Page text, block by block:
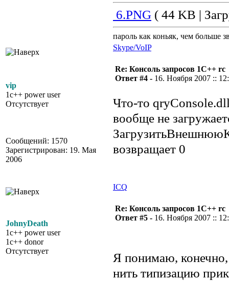
6.PNG ( 44 KB |
пароль как коньяк, чем больше
Skype/VoIP
vip
1c++ power user
Отсутствует
Сообщений: 1570
Зарегистрирован: 19. Мая
2006
Re: Консоль запросов 1С++ rc
Ответ #4 - 16. Ноября 2007 ::
Что-то
вообще не
возвращает 0
ICQ
JohnyDeath
1c++ power user
1c++ donor
Отсутствует
Re: Консоль запросов 1С++ rc
Ответ #5 - 16. Ноября 2007 ::
Я понимаю,
нить типизацию